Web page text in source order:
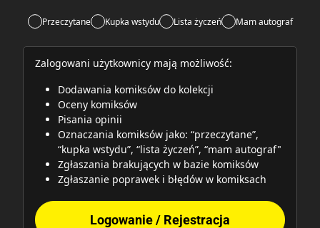
Przeczytane Kupka wstydu Lista życzeń Mam autograf
Zalogowani użytkownicy mają możliwość:
Dodawania komiksów do kolekcji
Oceny komiksów
Pisania opinii
Oznaczania komiksów jako: “przeczytane”,
“kupka wstydu”, “lista życzeń”, “mam autograf"
Zgłaszania brakujących w bazie komiksów
Zgłaszanie poprawek i błędów w komiksach
Logowanie / Rejestracja